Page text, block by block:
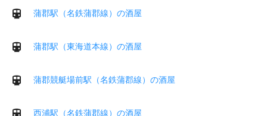
蒲郡駅（名鉄蒲郡線）の酒屋
蒲郡駅（東海道本線）の酒屋
蒲郡競艇場前駅（名鉄蒲郡線）の酒屋
西浦駅（名鉄蒲郡線）の酒屋